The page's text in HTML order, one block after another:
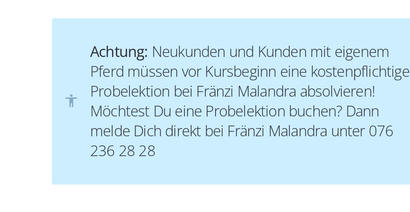
accessibility
Achtung: Neukunden und Kunden mit eigenem
Pferd müssen vor Kursbeginn eine kostenpflichtige
Probelektion bei Fränzi Malandra absolvieren!
Möchtest Du eine Probelektion buchen? Dann
melde Dich direkt bei Fränzi Malandra unter 076
236 28 28